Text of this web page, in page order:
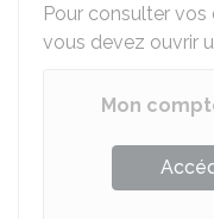
Pour consulter vos
vous devez ouvrir
Mon